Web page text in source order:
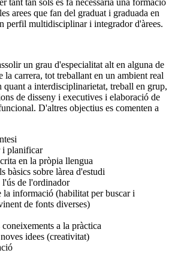
arees que fan del graduat i graduada en
perfil multidisciplinar i integrador d'àrees.
un grau d'especialitat alt en alguna de
la carrera, tot treballant en un ambient real
quant a interdisciplinarietat, treball en grup,
de disseny i executives i elaboració de
D'altres objectius es comenten a
i planificar
en la pròpia llengua
bàsics sobre làrea d'estudi
l'ús de l'ordinador
la informació (habilitat per buscar i
de fonts diverses)
a la pràctica
idees (creativitat)